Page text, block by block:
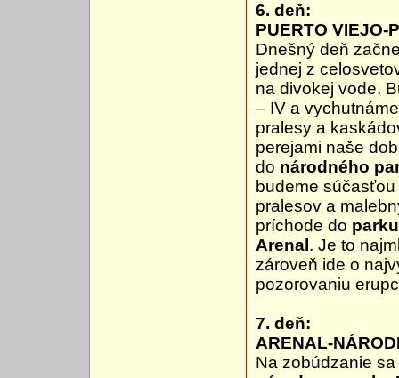
6. deň:
PUERTO VIEJO-
Dnešný deň
jednej z
na divokej vode.
– IV a
pralesy a
perejami naše
do národného
budeme
pralesov a
príchode do
Arenal . Je to
zároveň ide o
pozorovaniu
7. deň:
ARENAL-
Na zobúdzanie